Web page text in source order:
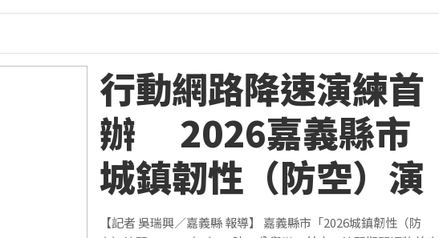
行動網路降速演練首
辦 2026嘉義縣市
城鎮韌性（防空）演
習 8/10舉辦
【記者 吳瑞興／嘉義縣 報導】 嘉義縣市「2026城鎮韌性（防